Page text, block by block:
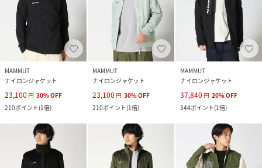
MAMMUT
ナイロンジャケット
23,100 円 30%OFF
210ポイント(1倍)
MAMMUT
ナイロンジャケット
23,100 円 30%OFF
210ポイント(1倍)
MAMMUT
ナイロンジャケット
37,840 円 20%OFF
344ポイント(1倍)